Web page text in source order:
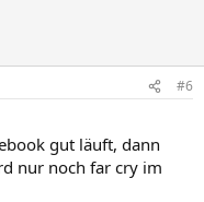
#6
gut läuft, dann
nur noch far cry im